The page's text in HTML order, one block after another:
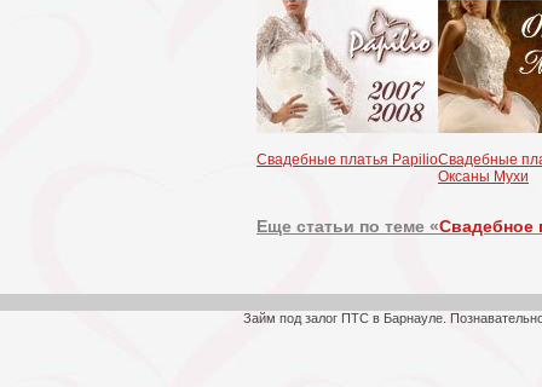
Свадебные платья PapilioСвадебные
Оксаны Мухи
Еще статьи по теме «Свадебное
Займ под залог ПТС в Барнауле.